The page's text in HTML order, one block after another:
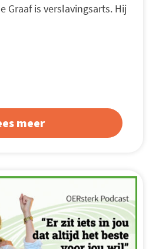
Graaf is verslavingsarts. Hij
meer